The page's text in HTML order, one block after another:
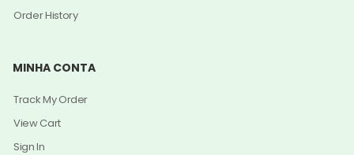
Order History
MINHA CONTA
Track My Order
View Cart
Sign In